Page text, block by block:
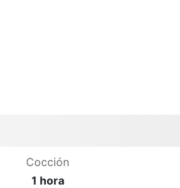
Cocción
1 hora